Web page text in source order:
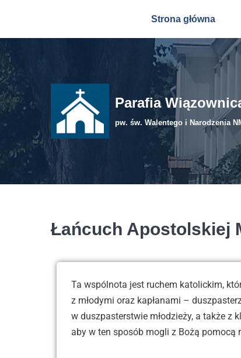
treści
Strona główna
Parafia
pw. św. Walentego i Narodzenia
Łańcuch Apostolskiej
Ta wspólnota jest ruchem katolickim,
z młodymi oraz kapłanami –
w duszpasterstwie młodzieży, a także z
aby w ten sposób mogli z Bożą pomocą